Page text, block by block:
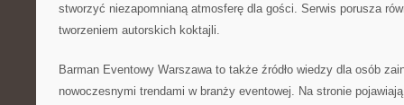
stworzyć niezapomnianą atmosferę dla gości. Serwis porusza
tworzeniem autorskich koktajli.
Barman Eventowy Warszawa to także źródło wiedzy dla osób
nowoczesnymi trendami w branży eventowej. Na stronie